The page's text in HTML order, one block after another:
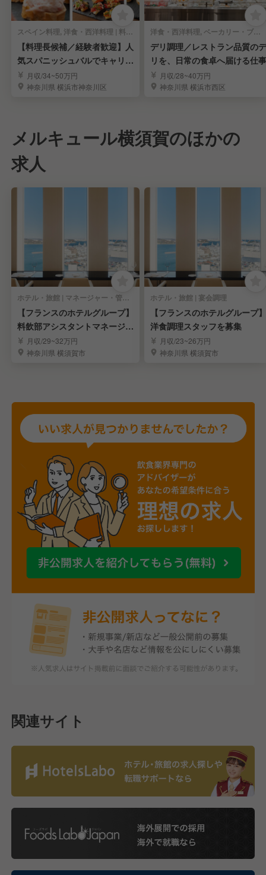
スペイン料理, 洋食・西洋料理 | 料理長・料理長候補
【料理長候補／経験者歓迎】人
気スパニッシュバルでキャリア
アップ
月収/34~50万円
神奈川県 横浜市神奈川区
洋食・西洋料理, ベーカリー・ブーランジェリー | 料理長・料理長候補
デリ調理／レストラン品質のデ
リを、日常の食卓へ届ける仕事
月収/28~40万円
神奈川県 横浜市西区
メルキュール横須賀のほかの
求人
ホテル・旅館 | マネージャー・管理職(料飲)
【フランスのホテルグループ】
料飲部アシスタントマネージャ
ーを募集
月収/29~32万円
神奈川県 横須賀市
ホテル・旅館 | 宴会調理
【フランスのホテルグループ】
洋食調理スタッフを募集
月収/23~26万円
神奈川県 横須賀市
関連サイト